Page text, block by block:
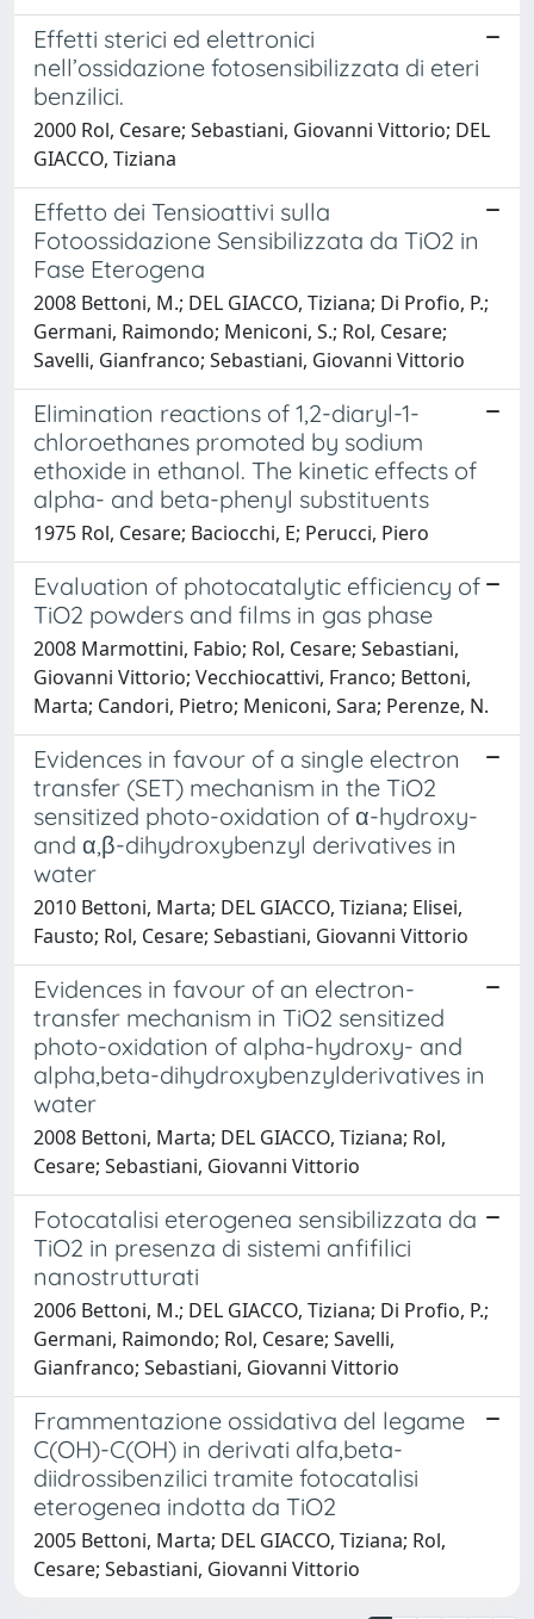
Effetti sterici ed elettronici
nell’ossidazione fotosensibilizzata di eteri
benzilici.
2000 Rol, Cesare; Sebastiani, Giovanni Vittorio; DEL
GIACCO, Tiziana
Effetto dei Tensioattivi sulla
Fotoossidazione Sensibilizzata da TiO2 in
Fase Eterogena
2008 Bettoni, M.; DEL GIACCO, Tiziana; Di Profio, P.;
Germani, Raimondo; Meniconi, S.; Rol, Cesare;
Savelli, Gianfranco; Sebastiani, Giovanni Vittorio
Elimination reactions of 1,2-diaryl-1-
chloroethanes promoted by sodium
ethoxide in ethanol. The kinetic effects of
alpha- and beta-phenyl substituents
1975 Rol, Cesare; Baciocchi, E; Perucci, Piero
Evaluation of photocatalytic efficiency of
TiO2 powders and films in gas phase
2008 Marmottini, Fabio; Rol, Cesare; Sebastiani,
Giovanni Vittorio; Vecchiocattivi, Franco; Bettoni,
Marta; Candori, Pietro; Meniconi, Sara; Perenze, N.
Evidences in favour of a single electron
transfer (SET) mechanism in the TiO2
sensitized photo-oxidation of α-hydroxy-
and α,β-dihydroxybenzyl derivatives in
water
2010 Bettoni, Marta; DEL GIACCO, Tiziana; Elisei,
Fausto; Rol, Cesare; Sebastiani, Giovanni Vittorio
Evidences in favour of an electron-
transfer mechanism in TiO2 sensitized
photo-oxidation of alpha-hydroxy- and
alpha,beta-dihydroxybenzylderivatives in
water
2008 Bettoni, Marta; DEL GIACCO, Tiziana; Rol,
Cesare; Sebastiani, Giovanni Vittorio
Fotocatalisi eterogenea sensibilizzata da
TiO2 in presenza di sistemi anfifilici
nanostrutturati
2006 Bettoni, M.; DEL GIACCO, Tiziana; Di Profio, P.;
Germani, Raimondo; Rol, Cesare; Savelli,
Gianfranco; Sebastiani, Giovanni Vittorio
Frammentazione ossidativa del legame
C(OH)-C(OH) in derivati alfa,beta-
diidrossibenzilici tramite fotocatalisi
eterogenea indotta da TiO2
2005 Bettoni, Marta; DEL GIACCO, Tiziana; Rol,
Cesare; Sebastiani, Giovanni Vittorio